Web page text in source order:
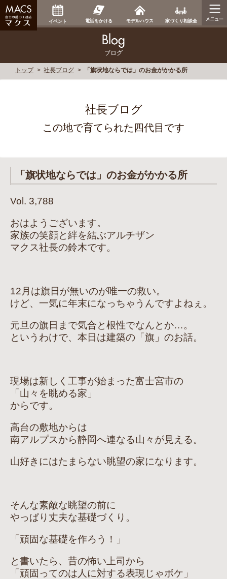
イベント 電話をかける モデルハウス 家づくり相談会
ブログ
トップ 社長ブログ 「旗状地ならでは」のお金がかかる所
社長ブログ
この地で育てられた四代目です
「旗状地ならでは」のお金がかかる所
Vol. 3,788
おはようございます。
家族の笑顔と絆を結ぶアルチザン
マクス社長の鈴木です。
12月は旗日が無いのが唯一の救い。
けど、一気に年末になっちゃうんですよねぇ。
元旦の旗日まで気合と根性でなんとか…。
というわけで、本日は建築の「旗」のお話。
現場は新しく工事が始まった富士宮市の
「山々を眺める家」
からです。
高台の敷地からは
南アルプスから静岡へ連なる山々が見える。
山好きにはたまらない眺望の家になります。
そんな素敵な眺望の前に
やっぱり丈夫な基礎づくり。
「頑固な基礎を作ろう！」
と書いたら、昔の怖い上司から
「頑固ってのは人に対する表現じゃボケ」